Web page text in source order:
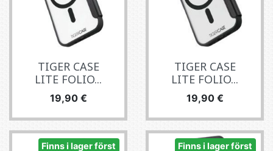
TIGER CASE
LITE FOLIO...
Pris
19,90 €
TIGER CASE
LITE FOLIO...
Pris
19,90 €
Finns i lager först Finns i lager först